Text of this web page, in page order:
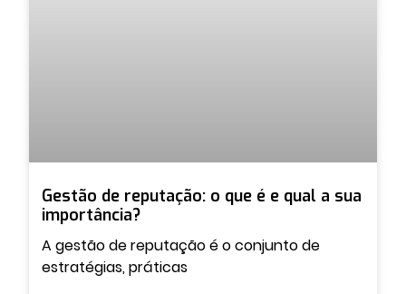
Gestão de reputação: o que é e qual a sua
importância?
A gestão de reputação é o conjunto de
estratégias, práticas